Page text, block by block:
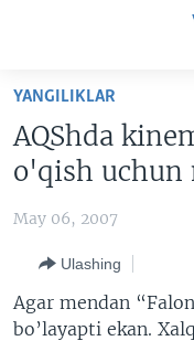
Boshiga
Qidiruvga
o'ting
AMERIKA
VATANDOSHLAR
MULTIMEDIA
YANGILIKLAR
AQShda
o'qish uchun
May 06, 2007
Ulashing
Agar mendan
bo’layapti ekan.